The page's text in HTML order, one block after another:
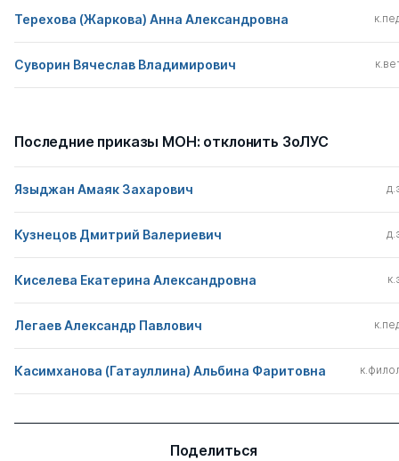
Терехова (Жаркова) Анна Александровна
Суворин Вячеслав Владимирович
Последние приказы МОН: отклонить ЗоЛУС
Языджан Амаяк Захарович
Кузнецов Дмитрий Валериевич
Киселева Екатерина Александровна
Легаев Александр Павлович
Касимханова (Гатауллина) Альбина Фаритовна
Поделиться